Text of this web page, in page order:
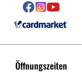

Öffnungszeiten